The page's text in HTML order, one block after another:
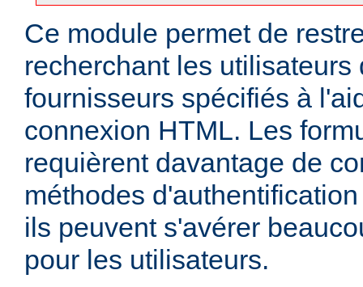
Ce module permet de
recherchant les utilisateurs
fournisseurs spécifiés à
connexion HTML. Les
requièrent davantage de
méthodes
ils peuvent s'avérer
pour les utilisateurs.